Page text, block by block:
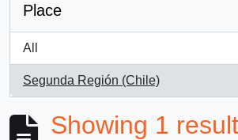
Place
All
Segunda Región (Chile)
, 1 results
Showing 1